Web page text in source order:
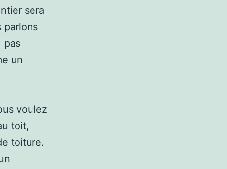
sera
parlons
pas
un
voulez
toit,
toiture.